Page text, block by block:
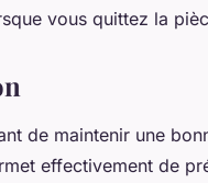
vous quittez la
de maintenir une
effectivement de